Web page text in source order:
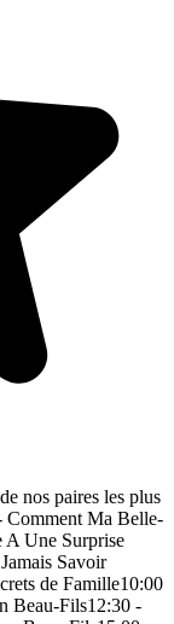
nos paires les plus
Comment Ma Belle-
A Une Surprise
Savoir
de Famille10:00
Beau-Fils12:30 -